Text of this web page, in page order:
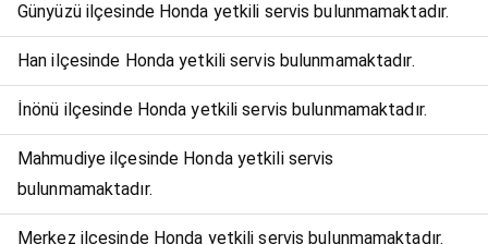
Günyüzü ilçesinde Honda yetkili servis bulunmamaktadır.
Han ilçesinde Honda yetkili servis bulunmamaktadır.
İnönü ilçesinde Honda yetkili servis bulunmamaktadır.
Mahmudiye ilçesinde Honda yetkili servis
bulunmamaktadır.
Merkez ilçesinde Honda yetkili servis bulunmamaktadır.